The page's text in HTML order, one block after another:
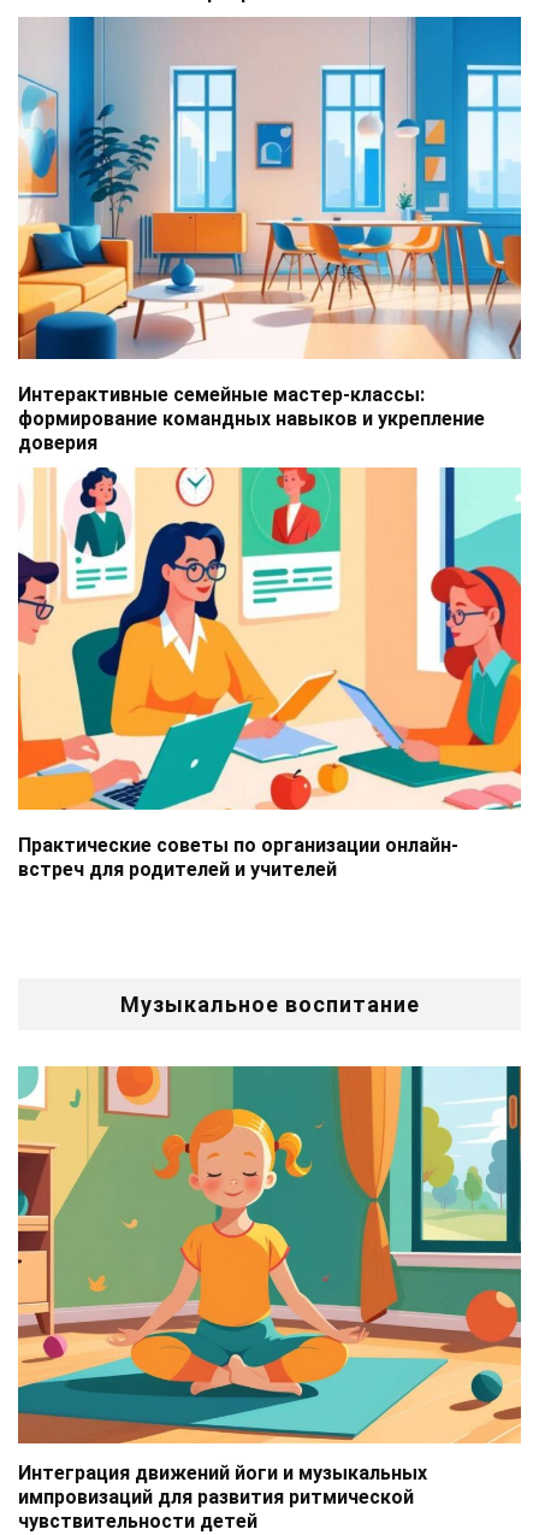
Интерактивные семейные мастер-классы:
формирование командных навыков и укрепление
доверия
Практические советы по организации онлайн-
встреч для родителей и учителей
Музыкальное воспитание
Интеграция движений йоги и музыкальных
импровизаций для развития ритмической
чувствительности детей